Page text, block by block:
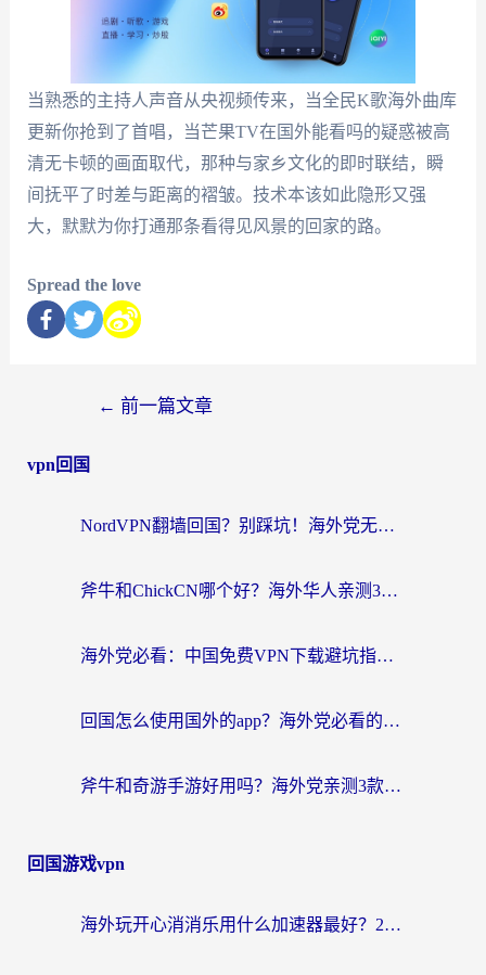
当熟悉的主持人声音从央视频传来，当全民K歌海外曲库
更新你抢到了首唱，当芒果TV在国外能看吗的疑惑被高
清无卡顿的画面取代，那种与家乡文化的即时联结，瞬
间抚平了时差与距离的褶皱。技术本该如此隐形又强
大，默默为你打通那条看得见风景的回家的路。
Spread the love
← 前一篇文章
vpn回国
NordVPN翻墙回国？别踩坑！海外党无缝访问国内资源的真实指南
斧牛和ChickCN哪个好？海外华人亲测3款回国加速器+免费试用攻略
海外党必看：中国免费VPN下载避坑指南 + 无缝访问国内资源的终极方案
回国怎么使用国外的app？海外党必看的无缝访问国内资源全攻略
斧牛和奇游手游好用吗？海外党亲测3款回国加速器，选对才能无缝刷国内资源
回国游戏vpn
海外玩开心消消乐用什么加速器最好？2026真实体验指南，告别延迟卡顿